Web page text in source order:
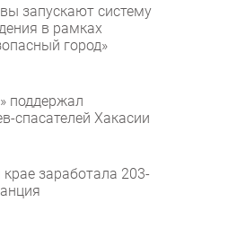
запускают систему
в рамках
город»
поддержал
спасателей Хакасии
заработала 203-